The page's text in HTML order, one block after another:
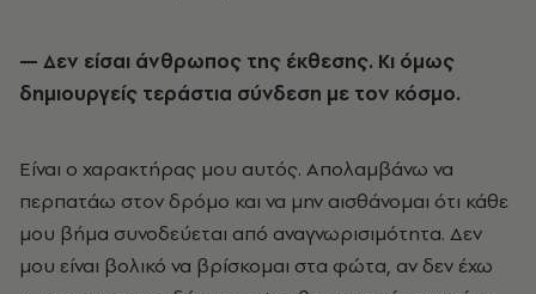
— Δεν είσαι άνθρωπος της έκθεσης. Κι όμως
δημιουργείς τεράστια σύνδεση με τον κόσμο.
Είναι ο χαρακτήρας μου αυτός. Απολαμβάνω να
περπατάω στον δρόμο και να μην αισθάνομαι ότι κάθε
μου βήμα συνοδεύεται από αναγνωρισιμότητα. Δεν
μου είναι βολικό να βρίσκομαι στα φώτα, αν δεν έχω